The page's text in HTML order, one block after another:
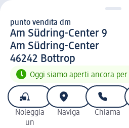
punto vendita d m
punto vendita dm
Am Südring-Center 9
Am Südring-Center
4 6 2 4 2
46242 Bottrop
Oggi siamo aperti ancora per
Noleggia
un
Naviga Chiama